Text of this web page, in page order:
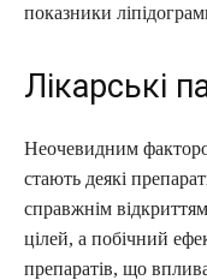
показники
Лікарські
Неочевидним
стають деякі
справжнім
цілей, а побічний
препаратів, що